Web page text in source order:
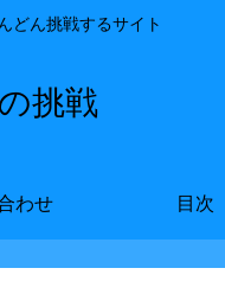
どん挑戦するサイト
挑戦
わせ 目次